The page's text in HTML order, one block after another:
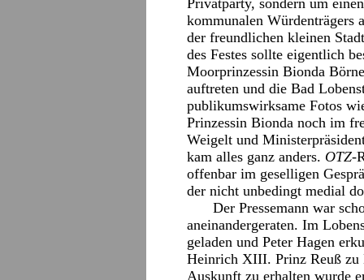
Privatparty, sondern um
kommunalen Würdenträgers
der freundlichen kleinen
des Festes sollte eigentlich
Moorprinzessin Bionda
auftreten und die Bad
publikumswirksame Fotos
Prinzessin Bionda noch im
Weigelt und
kam alles ganz anders. OTZ-
offenbar im geselligen
der nicht unbedingt medial
Der Pressemann war
aneinandergeraten. Im
geladen und Peter Hagen
Heinrich XIII. Prinz Reuß zu
Auskunft zu erhalten wurde